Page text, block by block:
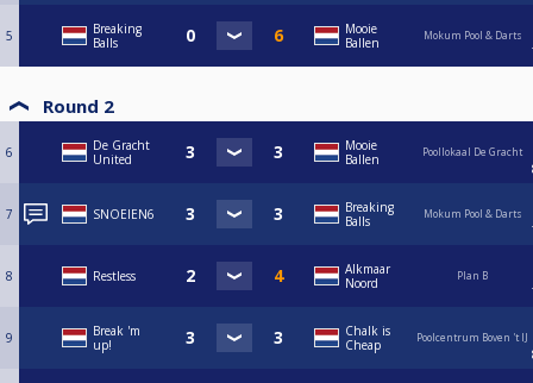
5
Breaking
Balls
Mooie
Ballen
Mokum Pool & Darts
Round 2
6
De Gracht
United
Mooie
Ballen
Poollokaal De Gracht
7 SNOEIEN6
Breaking
Balls
Mokum Pool & Darts
8 Restless
Alkmaar
Noord
Plan B
9
Break 'm
up!
Chalk is
Cheap
Poolcentrum Boven 't IJ